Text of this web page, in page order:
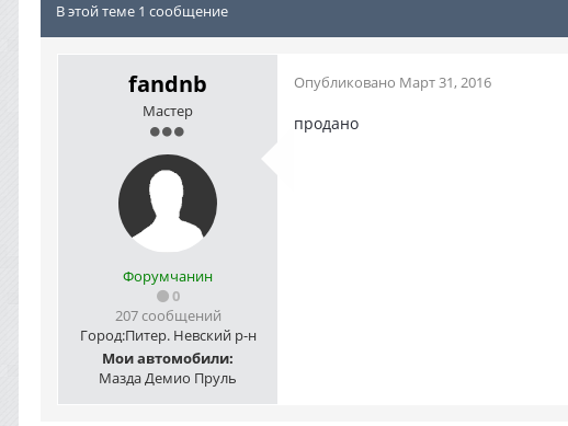
В этой теме 1 сообщение
fandnb
Мастер
Форумчанин
0
207 сообщений
Город:Питер. Невский р-н
Мои автомобили:
Мазда Демио Пруль
Опубликовано Март 31, 2016
продано